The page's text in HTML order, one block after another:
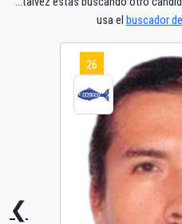
usa el buscador
❮
26